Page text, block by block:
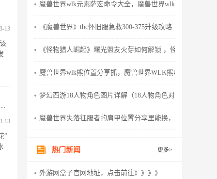
13
输出手法教学，魔兽世界120级版本，魔兽世界冰dk天赋选择
13
”
魔兽世界wlk元素萨宏命令大全，魔兽世界wlk元素萨输出手
《魔兽世界》tbc怀旧服急救300-375升级攻略
《怪物猎人崛起》曙光盟友火芽如何解锁 ，怪猎崛起火芽
魔兽世界wlk熊位置分享抓，魔兽世界WLK熊咋样
梦幻西游18人物角色图片详解（18人物角色对应武器详解
魔兽世界失落征服者的肩甲位置分享里能换，魔兽世界失
热门新闻 更多>
外游网盒子官网地址，点击前往》》》》